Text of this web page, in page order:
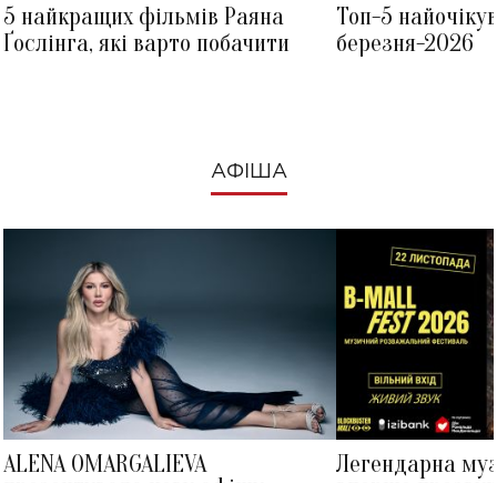
5 найкращих фільмів Раяна
Ґослінга, які варто побачити
Топ-5
березня-2026
АФІША
ALENA OMARGALIEVA
Легендарна